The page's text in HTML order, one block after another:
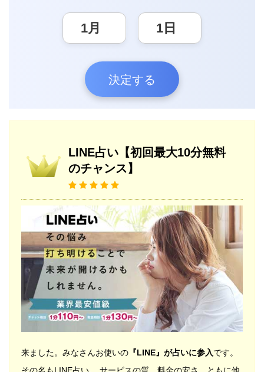
決定する
LINE占い【初回最大10分無料
のチャンス】
来ました。みなさんお使いの 『LINE』が占いに参入です。